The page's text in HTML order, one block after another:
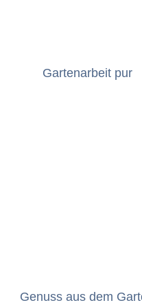
Garte­nar­beit pur
Genuss aus dem